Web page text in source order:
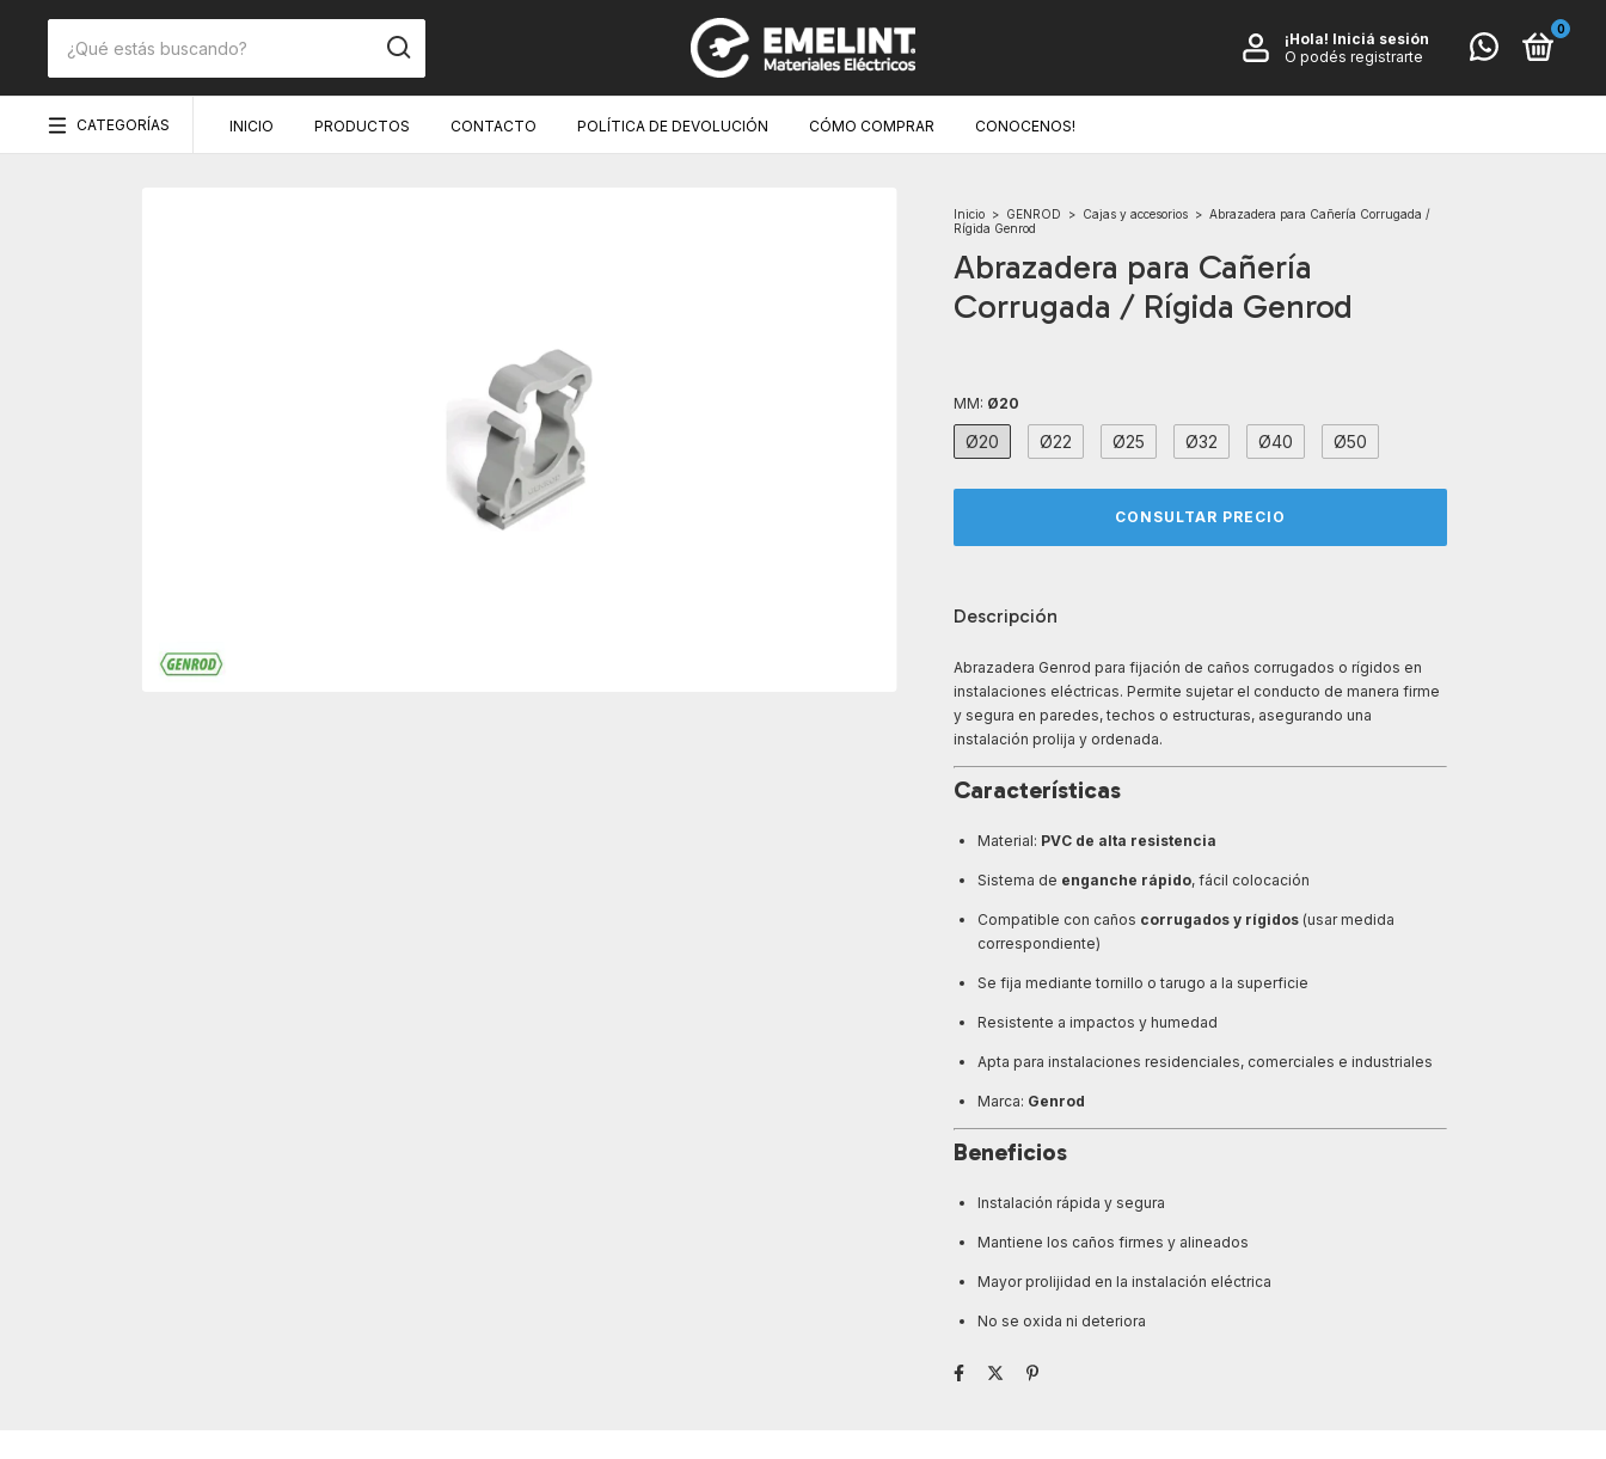
¡Hola! Iniciá sesión
O podés registrarte
0
CATEGORÍAS INICIO PRODUCTOS CONTACTO POLÍTICA DE DEVOLUCIÓN CÓMO COMPRAR CONOCENOS!
Inicio > GENROD > Cajas y accesorios > Abrazadera para Cañería Corrugada /
Rígida Genrod
Abrazadera para Cañería
Corrugada / Rígida Genrod
MM: Ø20
Ø20 Ø22 Ø25 Ø32 Ø40 Ø50
Descripción
Abrazadera Genrod para fijación de caños corrugados o rígidos en
instalaciones eléctricas. Permite sujetar el conducto de manera firme
y segura en paredes, techos o estructuras, asegurando una
instalación prolija y ordenada.
Características
Material: PVC de alta resistencia
Sistema de enganche rápido, fácil colocación
Compatible con caños corrugados y rígidos (usar medida
correspondiente)
Se fija mediante tornillo o tarugo a la superficie
Resistente a impactos y humedad
Apta para instalaciones residenciales, comerciales e industriales
Marca: Genrod
Beneficios
Instalación rápida y segura
Mantiene los caños firmes y alineados
Mayor prolijidad en la instalación eléctrica
No se oxida ni deteriora